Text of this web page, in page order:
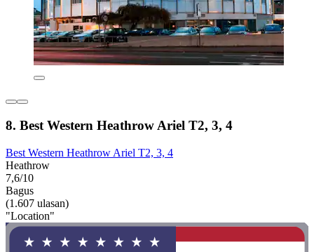
8. Best Western Heathrow Ariel T2, 3, 4
Best Western Heathrow Ariel T2, 3, 4
Heathrow
7,6/10
Bagus
(1.607 ulasan)
"Location"